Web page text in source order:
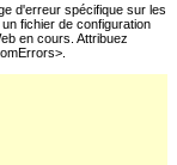
d'erreur spécifique sur les
fichier de configuration
en cours. Attribuez